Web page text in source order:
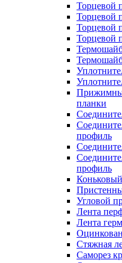
Торцевой
Торцевой
Торцевой
Торцевой
планки
профиль
профиль
Угловой
Лента
Лента
Стяжная
Саморез